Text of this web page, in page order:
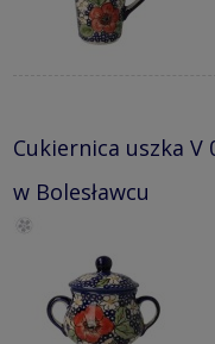
Cukiernica uszka V
w Bolesławcu